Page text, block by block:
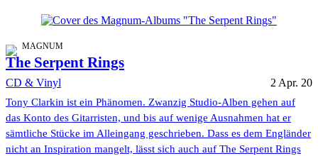
MAGNUM
The Serpent Rings
CD & Vinyl 2 Apr. 20
Tony Clarkin ist ein Phänomen. Zwanzig Studio-Alben gehen auf
das Konto des Gitarristen, und bis auf wenige Ausnahmen hat er
sämtliche Stücke im Alleingang geschrieben. Dass es dem Engländer
nicht an Inspiration mangelt, lässt sich auch auf The Serpent Rings